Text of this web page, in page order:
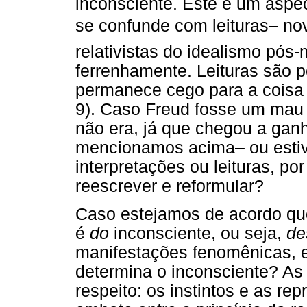
inconsciente. Este é um
se confunde com leituras–
relativistas do idealismo pós-
ferrenhamente. Leituras são
permanece cego para a
9). Caso Freud fosse um
não era, já que chegou a
mencionamos acima– ou
interpretações ou leituras,
reescrever e reformular?
Caso estejamos de acordo
é do inconsciente, ou seja,
manifestações fenomênicas,
determina o inconsciente?
respeito: os instintos e as